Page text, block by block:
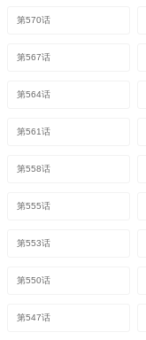
第570话
第567话
第564话
第561话
第558话
第555话
第553话
第550话
第547话